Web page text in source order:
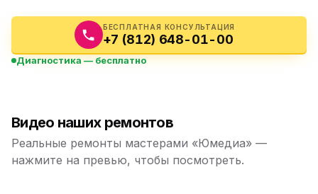
БЕСПЛАТНАЯ КОНСУЛЬТАЦИЯ
+7 (812) 648-01-00
Диагностика — бесплатно
Видео наших ремонтов
Реальные ремонты мастерами «Юмедиа» —
нажмите на превью, чтобы посмотреть.